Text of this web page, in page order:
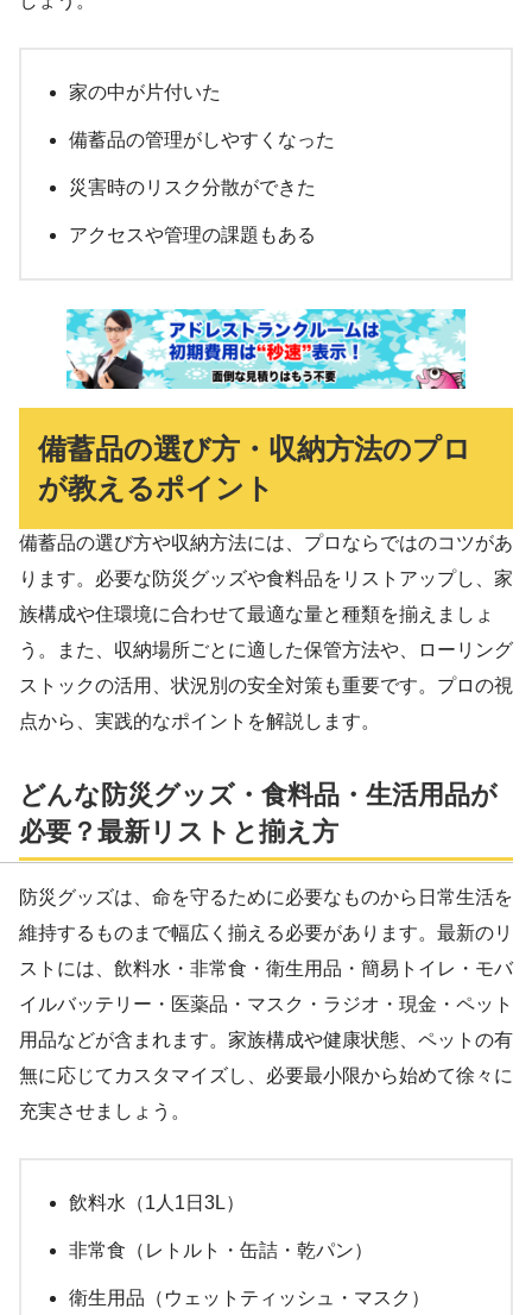
家の中が片付いた
備蓄品の管理がしやすくなった
災害時のリスク分散ができた
アクセスや管理の課題もある
備蓄品の選び方・収納方法のプロ
が教えるポイント
備蓄品の選び方や収納方法には、プロならではのコツがあ
ります。必要な防災グッズや食料品をリストアップし、家
族構成や住環境に合わせて最適な量と種類を揃えましょ
う。また、収納場所ごとに適した保管方法や、ローリング
ストックの活用、状況別の安全対策も重要です。プロの視
点から、実践的なポイントを解説します。
どんな防災グッズ・食料品・生活用品が
必要？最新リストと揃え方
防災グッズは、命を守るために必要なものから日常生活を
維持するものまで幅広く揃える必要があります。最新のリ
ストには、飲料水・非常食・衛生用品・簡易トイレ・モバ
イルバッテリー・医薬品・マスク・ラジオ・現金・ペット
用品などが含まれます。家族構成や健康状態、ペットの有
無に応じてカスタマイズし、必要最小限から始めて徐々に
充実させましょう。
飲料水（1人1日3L）
非常食（レトルト・缶詰・乾パン）
衛生用品（ウェットティッシュ・マスク）